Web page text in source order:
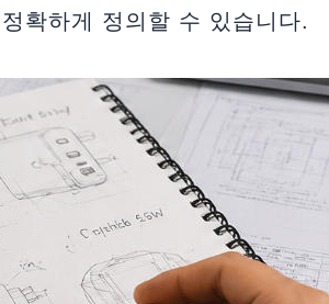
확하게 정의할 수 있습니다.